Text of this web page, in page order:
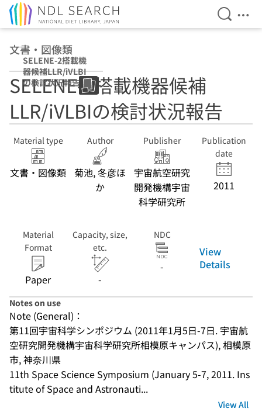
Open
文書・図像類
SELENE-2搭載機
器候補LLR/iVLBI
の検討状況報告
SELENE-2搭載機器候補
LLR/iVLBIの検討状況報告
Material type
文書・図像類
Author
菊池, 冬彦ほ
か
Publisher
宇宙航空研究
開発機構宇宙
科学研究所
Publication
date
2011
Material
Format
Paper
Capacity, size,
etc.
-
NDC
-
View
Details
Notes on use
Note (General)：
第11回宇宙科学シンポジウム (2011年1月5日-7日. 宇宙航
空研究開発機構宇宙科学研究所相模原キャンパス), 相模原
市, 神奈川県
11th Space Science Symposium (January 5-7, 2011. Ins
titute of Space and Astronauti...
View All